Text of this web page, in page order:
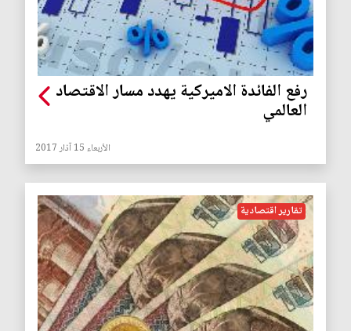
رفع الفائدة الاميركية يهدد مسار الاقتصاد
العالمي
الأربعاء 15 آذار 2017
تقارير اقتصادية